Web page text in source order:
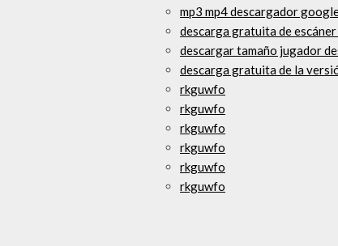
mp3 mp4 descargador
descarga gratuita de
descargar tamaño jugador
descarga gratuita de la
rkguwfo
rkguwfo
rkguwfo
rkguwfo
rkguwfo
rkguwfo